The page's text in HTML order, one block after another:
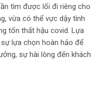
tìm được lối đi riêng cho
vừa có thể vực dậy tình
tổn thất hậu covid. Lựa
lựa chọn hoàn hảo để
sự hài lòng đến khách